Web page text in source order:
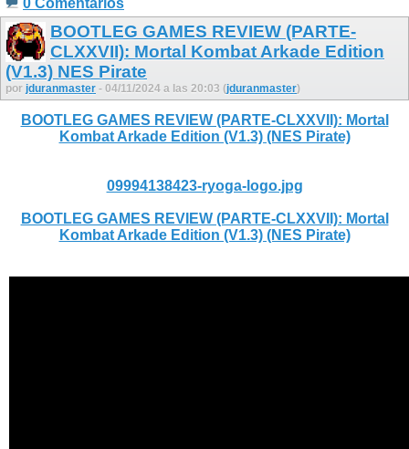
0 Comentarios
BOOTLEG GAMES REVIEW (PARTE-
CLXXVII): Mortal Kombat Arkade Edition
(V1.3) NES Pirate
por jduranmaster - 04/11/2024 a las 20:03 (jduranmaster)
BOOTLEG GAMES REVIEW (PARTE-CLXXVII): Mortal
Kombat Arkade Edition (V1.3) (NES Pirate)
09994138423-ryoga-logo.jpg
BOOTLEG GAMES REVIEW (PARTE-CLXXVII): Mortal
Kombat Arkade Edition (V1.3) (NES Pirate)